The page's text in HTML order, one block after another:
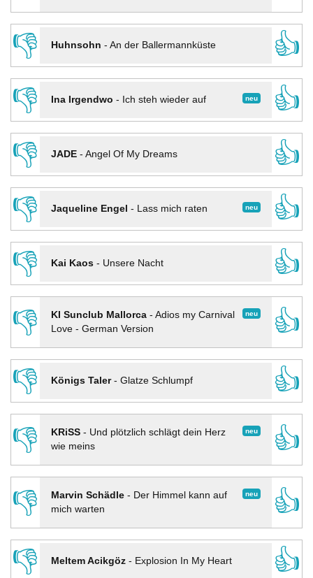
👎
Huhnsohn - An der Ballermannküste
👍
👎
neu
Ina Irgendwo - Ich steh wieder auf
👍
👎
JADE- Angel Of My Dreams
👍
👎
neu
Jaqueline Engel - Lass mich raten
👍
👎
Kai Kaos- Unsere Nacht
👍
👎
neu
KI Sunclub Mallorca- Adios my Carnival
Love - German Version
👍
👎
Königs Taler- Glatze Schlumpf
👍
👎
neu
KRiSS- Und plötzlich schlägt dein Herz
wie meins
👍
👎 neu
Marvin Schädle- Der Himmel kann auf
mich warten
👍
👎
Meltem Acikgöz- Explosion In My Heart
👍